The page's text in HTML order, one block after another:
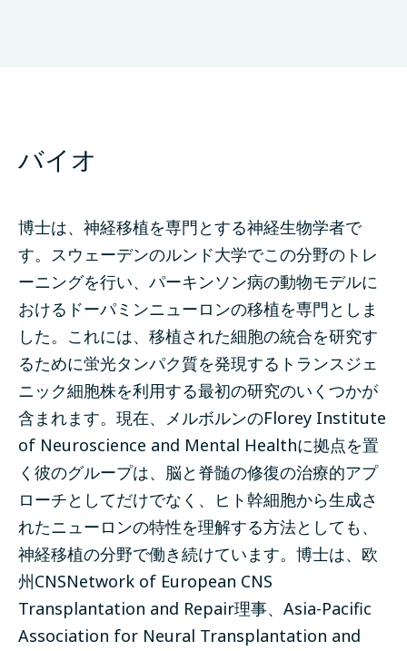
バイオ
博士は、神経移植を専門とする神経生物学者で
す。スウェーデンのルンド大学でこの分野のトレ
ーニングを行い、パーキンソン病の動物モデルに
おけるドーパミンニューロンの移植を専門としま
した。これには、移植された細胞の統合を研究す
るために蛍光タンパク質を発現するトランスジェ
ニック細胞株を利用する最初の研究のいくつかが
含まれます。現在、メルボルンのFlorey Institute
of Neuroscience and Mental Healthに拠点を置
く彼のグループは、脳と脊髄の修復の治療的アプ
ローチとしてだけでなく、ヒト幹細胞から生成さ
れたニューロンの特性を理解する方法としても、
神経移植の分野で働き続けています。博士は、欧
州CNSNetwork of European CNS
Transplantation and Repair理事、Asia-Pacific
Association for Neural Transplantation and